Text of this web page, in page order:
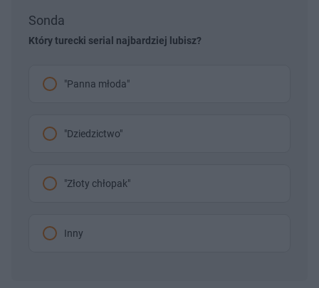
Sonda
Który turecki serial najbardziej lubisz?
"Panna młoda"
"Dziedzictwo"
"Złoty chłopak"
Inny